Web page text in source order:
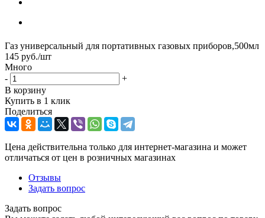
Газ универсальный для портативных газовых приборов,500мл
145 руб./шт
Много
-
+
В корзину
Купить в 1 клик
Поделиться
Цена действительна только для интернет-магазина и может
отличаться от цен в розничных магазинах
Отзывы
Задать вопрос
Задать вопрос